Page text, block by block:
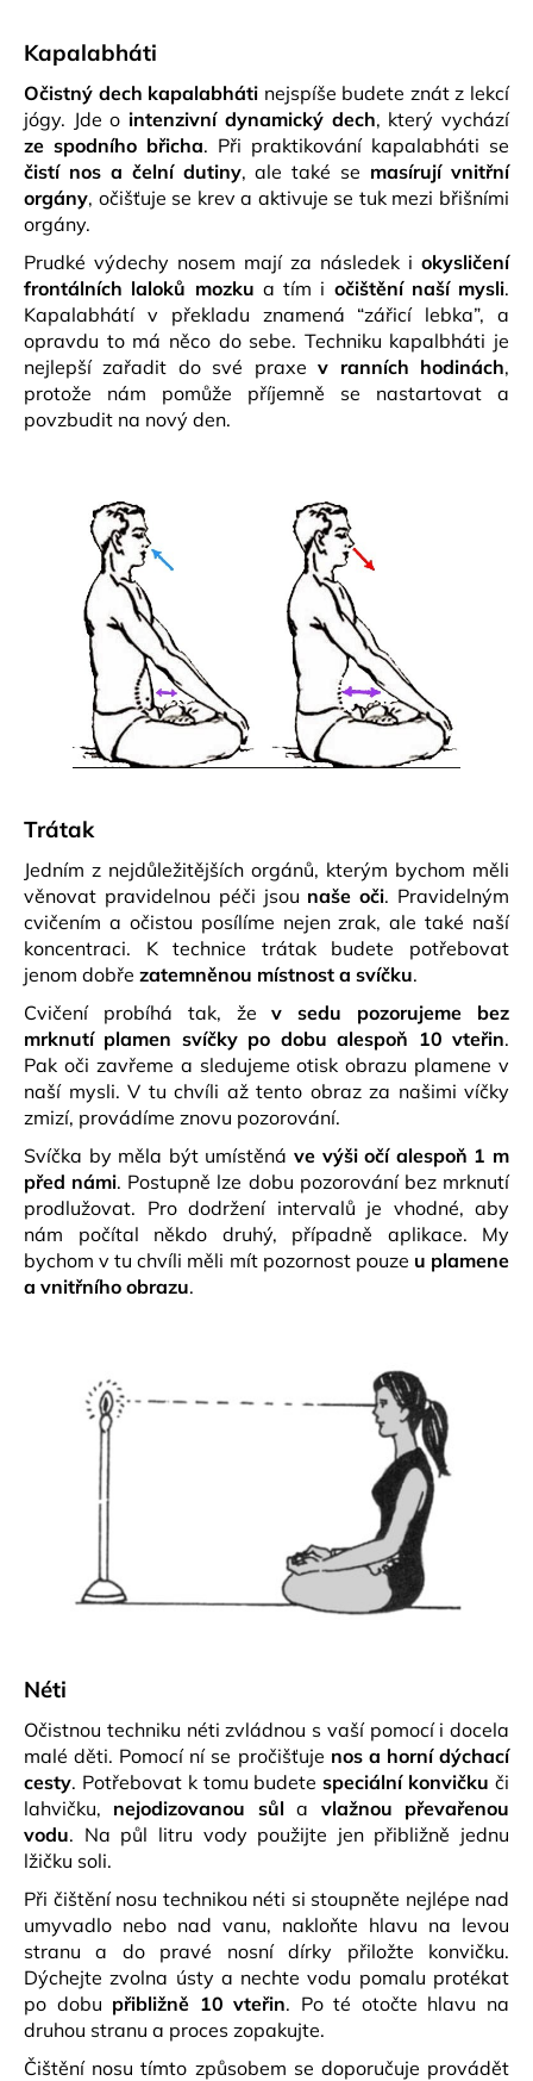
Kapalabháti
Očistný dech kapalabháti nejspíše budete znát z lekcí
jógy. Jde o intenzivní dynamický dech, který vychází
ze spodního břicha. Při praktikování kapalabháti se
čistí nos a čelní dutiny, ale také se masírují vnitřní
orgány, očišťuje se krev a aktivuje se tuk mezi břišními
orgány.
Prudké výdechy nosem mají za následek i okysličení
frontálních laloků mozku a tím i očištění naší mysli.
Kapalabhátí v překladu znamená “zářicí lebka”, a
opravdu to má něco do sebe. Techniku kapalbháti je
nejlepší zařadit do své praxev ranních hodinách,
protože nám pomůže příjemně se nastartovat a
povzbudit na nový den.
Trátak
Jedním z nejdůležitějších orgánů, kterým bychom měli
věnovat pravidelnou péči jsou naše oči. Pravidelným
cvičením a očistou posílíme nejen zrak, ale také naší
koncentraci. K technice trátak budete potřebovat
jenom dobře zatemněnou místnost a svíčku.
Cvičení probíhá tak, žev sedu pozorujeme bez
mrknutí plamen svíčky po dobu alespoň 10 vteřin.
Pak oči zavřeme a sledujeme otisk obrazu plamene v
naší mysli. V tu chvíli až tento obraz za našimi víčky
zmizí, provádíme znovu pozorování.
Svíčka by měla být umístěná ve výši očí alespoň 1 m
před námi. Postupně lze dobu pozorování bez mrknutí
prodlužovat. Pro dodržení intervalů je vhodné, aby
nám počítal někdo druhý, případně aplikace. My
bychom v tu chvíli měli mít pozornost pouze u plamene
a vnitřního obrazu.
Néti
Očistnou techniku néti zvládnou s vaší pomocí i docela
malé děti. Pomocí ní se pročišťuje nos a horní dýchací
cesty. Potřebovat k tomu budete speciální konvičku či
lahvičku, nejodizovanou sůla vlažnou převařenou
vodu. Na půl litru vody použijte jen přibližně jednu
lžičku soli.
Při čištění nosu technikou néti si stoupněte nejlépe nad
umyvadlo nebo nad vanu, nakloňte hlavu na levou
stranu a do pravé nosní dírky přiložte konvičku.
Dýchejte zvolna ústy a nechte vodu pomalu protékat
po dobu přibližně 10 vteřin. Po té otočte hlavu na
druhou stranu a proces zopakujte.
Čištění nosu tímto způsobem se doporučuje provádět
m
e
KORKOVÝ
VÁLEC
-
ROLLER
Kč
Původně:
590
Kč